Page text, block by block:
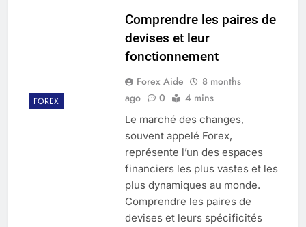
FOREX
Comprendre les paires de
devises et leur
fonctionnement
Forex Aide
8 months
ago
0 4 mins
Le marché des changes,
souvent appelé Forex,
représente l’un des espaces
financiers les plus vastes et les
plus dynamiques au monde.
Comprendre les paires de
devises et leurs spécificités